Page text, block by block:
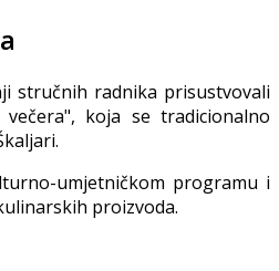
stručnih radnika prisustvovali
večera", koja se tradicionalno
umjetničkom programu i
proizvoda.